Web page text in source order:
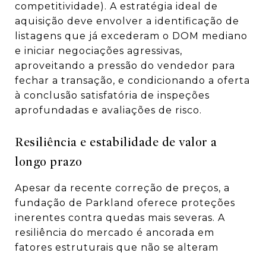
competitividade). A estratégia ideal de
aquisição deve envolver a identificação de
listagens que já excederam o DOM mediano
e iniciar negociações agressivas,
aproveitando a pressão do vendedor para
fechar a transação, e condicionando a oferta
à conclusão satisfatória de inspeções
aprofundadas e avaliações de risco.
Resiliência e estabilidade de valor a
longo prazo
Apesar da recente correção de preços, a
fundação de Parkland oferece proteções
inerentes contra quedas mais severas. A
resiliência do mercado é ancorada em
fatores estruturais que não se alteram